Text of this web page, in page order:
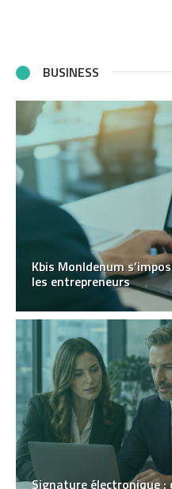
BUSINESS
Kbis MonIdenum
les entrepreneurs
Signature électronique :